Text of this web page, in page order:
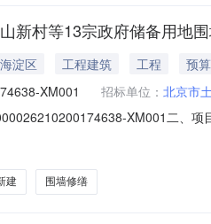
新村等13宗政府储备用地
淀区 工程建筑 工程
预
XM001 招标单位： 北京市
XM001二、
595.668258万元供应商名称供应
建 围墙修缮